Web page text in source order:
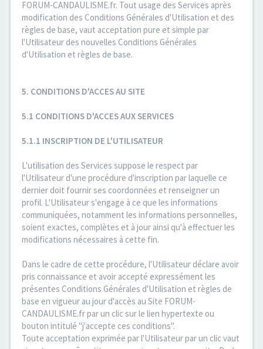
FORUM-CANDAULISME.fr. Tout usage des Services après
modification des Conditions Générales d'Utilisation et des
règles de base, vaut acceptation pure et simple par
l'Utilisateur des nouvelles Conditions Générales
d'Utilisation et règles de base.
5. CONDITIONS D'ACCES AU SITE
5.1 CONDITIONS D'ACCES AUX SERVICES
5.1.1 INSCRIPTION DE L'UTILISATEUR
L'utilisation des Services suppose le respect par
l'Utilisateur d'une procédure d'inscription par laquelle ce
dernier doit fournir ses coordonnées et renseigner un
profil. L'Utilisateur s'engage à ce que les informations
communiquées, notamment les informations personnelles,
soient exactes, complètes et à jour ainsi qu'à effectuer les
modifications nécessaires à cette fin.
Dans le cadre de cette procédure, l'Utilisateur déclare avoir
pris connaissance et avoir accepté expressément les
présentes Conditions Générales d'Utilisation et règles de
base en vigueur au jour d'accès au Site FORUM-
CANDAULISME.fr par un clic sur le lien hypertexte ou
bouton intitulé "j'accepte ces conditions".
Toute acceptation exprimée par l'Utilisateur par un clic vaut